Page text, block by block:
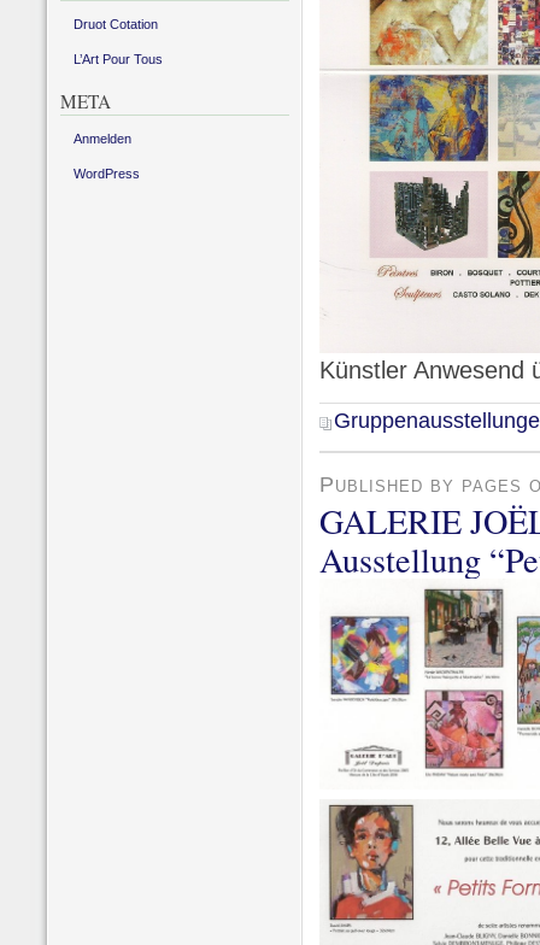
Künstler Anwesend
Published by pages
GALERIE
Ausstellung
Druot Cotation
L’Art Pour Tous
META
Anmelden
WordPress